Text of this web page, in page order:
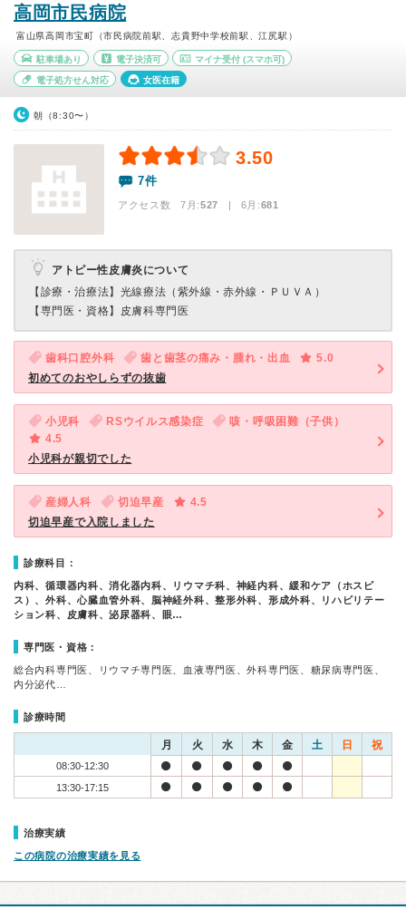
高岡市民病院
富山県高岡市宝町（市民病院前駅、志貴野中学校前駅、江尻駅）
駐車場あり 電子決済可 マイナ受付 (スマホ可)
電子処方せん対応 女医在籍
朝（8:30〜）
3.50
7件
アクセス数 7月:527 | 6月:681
アトピー性皮膚炎について
【診療・治療法】 光線療法（紫外線・赤外線・ＰＵＶＡ）
【専門医・資格】 皮膚科専門医
歯科口腔外科 歯と歯茎の痛み・腫れ・出血
5.0
初めてのおやしらずの抜歯
小児科 RSウイルス感染症
咳・呼吸困難（子供）
4.5
小児科が親切でした
産婦人科 切迫早産
4.5
切迫早産で入院しました
診療科目：
内科、循環器内科、消化器内科、リウマチ科、神経内科、緩和ケア（ホスピ
ス）、外科、心臓血管外科、脳神経外科、整形外科、形成外科、リハビリテー
ション科、皮膚科、泌尿器科、眼…
専門医・資格：
総合内科専門医、リウマチ専門医、血液専門医、外科専門医、糖尿病専門医、
内分泌代…
診療時間
月 火 水 木 金 土 日 祝
08:30-12:30
13:30-17:15
治療実績
この病院の治療実績を見る